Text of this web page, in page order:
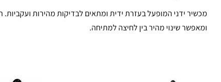
מכשיר ידני המופעל בעזרת ידית ומתאים לבדיקות מהירות
ומאפשר שינוי מהיר בין לחיצה למתיחה.